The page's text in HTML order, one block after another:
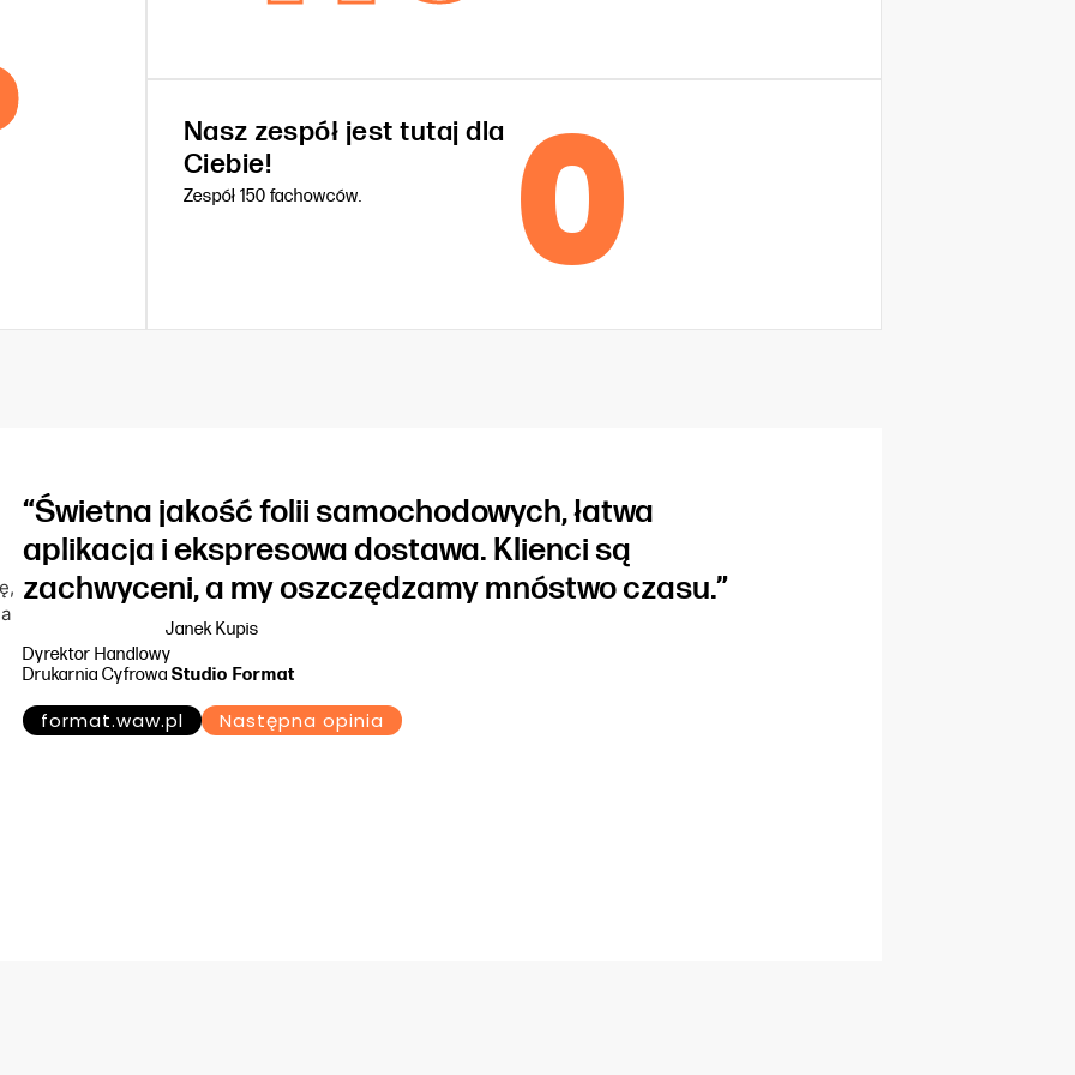
Nasz zespół jest tutaj dla
Ciebie!
Zespół 150 fachowców. 0
“Świetna jakość folii samochodowych, łatwa
aplikacja i ekspresowa dostawa. Klienci są
zachwyceni, a my oszczędzamy mnóstwo czasu.”
Janek Kupis
Dyrektor Handlowy
Drukarnia CyfrowaStudio Format
format.waw.pl Następna opinia